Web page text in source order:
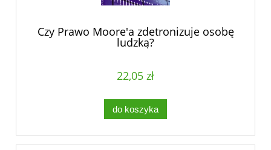
Czy Prawo Moore'a zdetronizuje osobę
ludzką?
22,05 zł
do koszyka